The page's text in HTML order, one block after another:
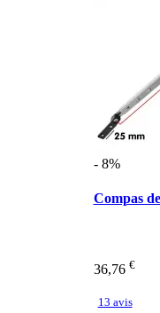
- 8%
Compas
36,76 €
13 avis